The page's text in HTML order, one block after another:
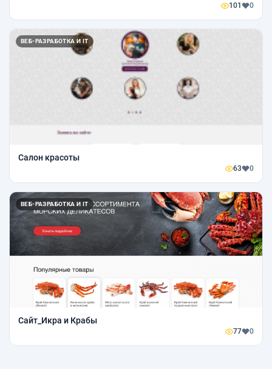
101 0
ВЕБ-РАЗРАБОТКА И IT
Салон красоты
63 0
ВЕБ-РАЗРАБОТКА И IT
Сайт_Икра и Крабы
77 0